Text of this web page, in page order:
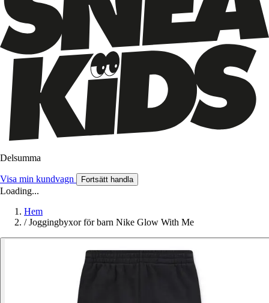
Delsumma
Visa min kundvagn Fortsätt handla
Loading...
Hem
/ Joggingbyxor för barn Nike Glow With Me